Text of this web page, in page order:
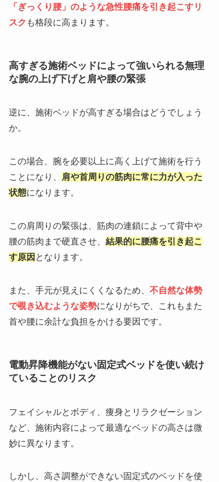
「ぎっくり腰」のような急性腰痛を引き起こすリ
スク も格段に高まります。
高すぎる施術ベッドによって強いられる無理
な腕の上げ下げと肩や腰の緊張
逆に、施術ベッドが高すぎる場合はどうでしょう
か。
この場合、腕を必要以上に高く上げて施術を行う
ことになり、 肩や首周りの筋肉に常に力が入った
状態になります。
この肩周りの緊張は、筋肉の連鎖によって背中や
腰の筋肉まで硬直させ、 結果的に腰痛を引き起こ
す原因 となります。
また、手元が見えにくくなるため、 不自然な体勢
で覗き込むような姿勢になりがちで、これもまた
首や腰に余計な負担をかける要因です。
電動昇降機能がない固定式ベッドを使い続け
ていることのリスク
フェイシャルとボディ、痩身とリラクゼーション
など、施術内容によって最適なベッドの高さは微
妙に異なります。
しかし、高さ調整ができない固定式のベッドを使